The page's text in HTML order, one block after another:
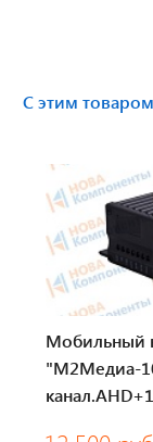
Датчики
Короба
С этим
Мобильный
"М2Медиа-